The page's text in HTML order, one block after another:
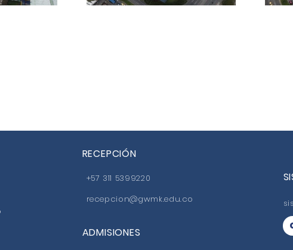
RECEPCIÓN
+57 311 5399220
recepcion@gwmk.edu.co
ADMISIONES